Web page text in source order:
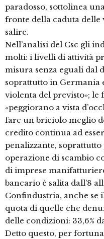
paradosso, sottolinea
fronte della caduta
salire.
Nell’analisi del Csc gli
molti: i livelli di attività
misura senza eguali dal
soprattutto in Germania
violenta del previsto»; le
«peggiorano a vista
fare un briciolo meglio
credito continua ad
penalizzante,
operazione di scambio
di imprese
bancario è salita dall’8
Confindustria, anche se
quota di quelle che
delle condizioni: 33,6%
Detto questo, per